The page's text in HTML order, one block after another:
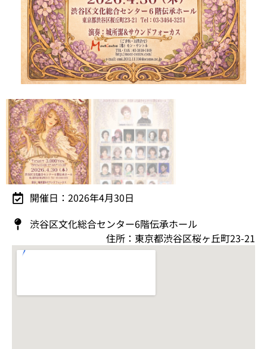
開催日：2026年4月30日
渋谷区文化総合センター6階伝承ホール
住所：東京都渋谷区桜ヶ丘町23-21